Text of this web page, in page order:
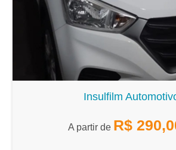
Insulfilm
A partir de R$